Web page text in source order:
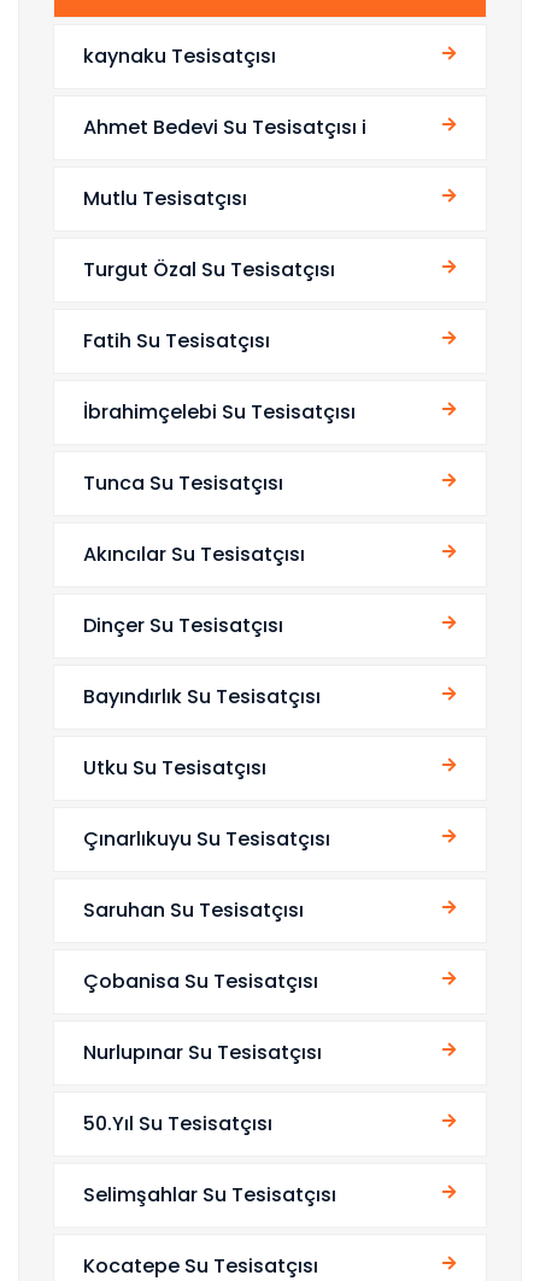
kaynaku Tesisatçısı
Ahmet Bedevi Su Tesisatçısı i
Mutlu Tesisatçısı
Turgut Özal Su Tesisatçısı
Fatih Su Tesisatçısı
İbrahimçelebi Su Tesisatçısı
Tunca Su Tesisatçısı
Akıncılar Su Tesisatçısı
Dinçer Su Tesisatçısı
Bayındırlık Su Tesisatçısı
Utku Su Tesisatçısı
Çınarlıkuyu Su Tesisatçısı
Saruhan Su Tesisatçısı
Çobanisa Su Tesisatçısı
Nurlupınar Su Tesisatçısı
50.Yıl Su Tesisatçısı
Selimşahlar Su Tesisatçısı
Kocatepe Su Tesisatçısı